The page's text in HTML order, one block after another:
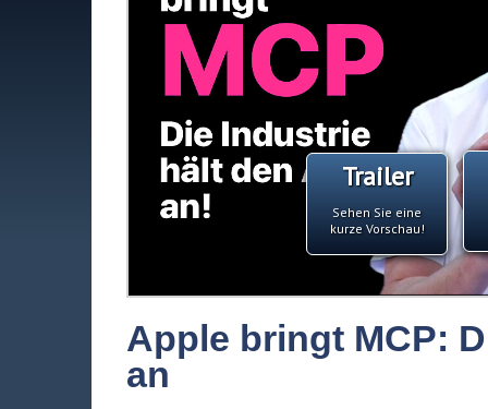
Trailer
Sehen Sie eine
kurze Vorschau!
Apple bringt MCP:
an